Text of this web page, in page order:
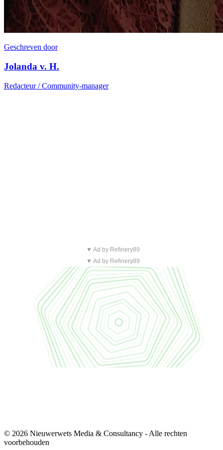
Geschreven door
Jolanda v. H.
Redacteur / Community-manager
▼ Ad by Refinery89
▼ Ad by Refinery89
© 2026 Nieuwerwets Media & Consultancy - Alle rechten
voorbehouden